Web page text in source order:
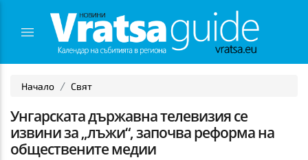
Начало Свят
Унгарската държавна телевизия се
извини за „лъжи“, започва реформа на
обществените медии